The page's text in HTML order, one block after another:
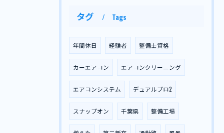
タグ Tags
年間休日 経験者 整備士資格
カーエアコン エアコンクリーニング
エアコンシステム デュアルプロ2
スナップオン 千葉県 整備工場